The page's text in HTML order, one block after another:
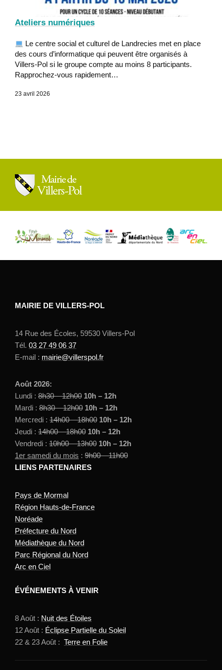
Ateliers numériques
Le centre social et culturel de Landrecies met en place
des cours d’informatique qui peuvent être organisés à
Villers-Pol si le groupe compte au moins 8 participants.
Rapprochez-vous rapidement…
23 avril 2026
MAIRIE DE VILLERS-POL
14 Rue des Écoles, 59530 Villers-Pol
Tél. 03 27 49 06 37
E-mail : mairie@villerspol.fr
Août 2026:
Lundi : 8h30 – 12h00 10h – 12h
Mardi : 8h30 – 12h00 10h – 12h
Mercredi : 14h00 – 18h00 10h – 12h
Jeudi : 14h00 – 18h00 10h – 12h
Vendredi : 10h00 – 13h00 10h – 12h
1er samedi du mois : 9h00 – 11h00
LIENS PARTENAIRES
Pays de Mormal
Région Hauts-de-France
Noréade
Préfecture du Nord
Médiathèque du Nord
Parc Régional du Nord
Arc en Ciel
ÉVÉNEMENTS À VENIR
8 Août : Nuit des Étoiles
12 Août : Éclipse Partielle du Soleil
22 & 23 Août : Terre en Folie